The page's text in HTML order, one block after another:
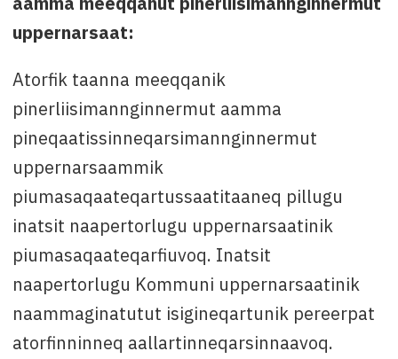
uppernarsaat:
Atorfik taanna meeqqanik
pinerliisimannginnermut aamma
pineqaatissinneqarsimannginnermut
uppernarsaammik
piumasaqaateqartussaatitaaneq pillugu
inatsit naapertorlugu uppernarsaatinik
piumasaqaateqarfiuvoq. Inatsit
naapertorlugu Kommuni uppernarsaatinik
naammaginatutut isigineqartunik pereerpat
atorfinninneq aallartinneqarsinnaavoq.